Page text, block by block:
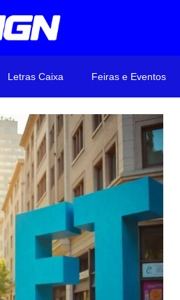
Letras Caixa Feiras e Eventos